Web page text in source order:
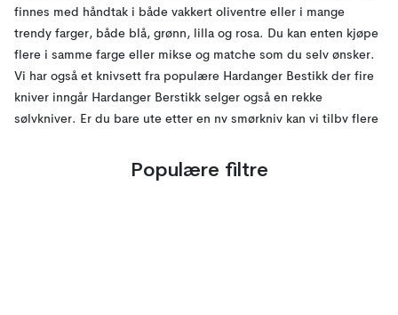
finnes med håndtak i både vakkert oliventre eller i mange
trendy farger, både blå, grønn, lilla og rosa. Du kan enten kjøpe
flere i samme farge eller mikse og matche som du selv ønsker.
Vi har også et knivsett fra populære Hardanger Bestikk der fire
kniver inngår Hardanger Berstikk selger også en rekke
sølvkniver. Er du bare ute etter en ny smørkniv kan vi tilby flere
spesielt utviklet for å enkelt kunne filére fisken uten av beina
løsner fra margen, et viktig redskap i norske, fiskeelskende
Populære filtre